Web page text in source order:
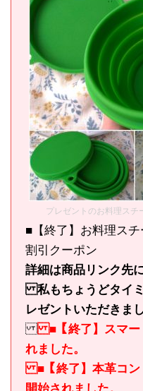
プレゼントのお料理スチ
■【終了】お料理ス
割引クーポン
詳細は商品リンク先に
私もちょうどタイ
レゼントいただきま
■【終了】スマー
れました。
■【終了】本革コン